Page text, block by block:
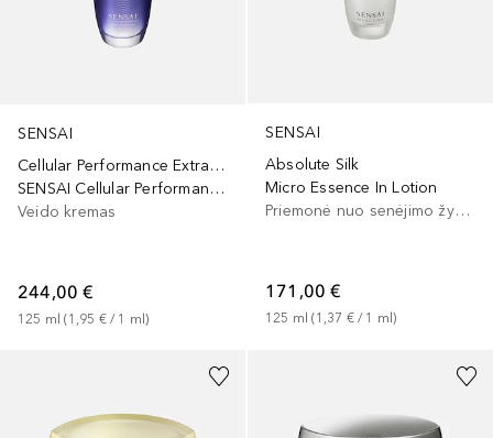
SENSAI
Cellular Performance Extra Intensive
SENSAI Cellular Performance Extra Intensive Lotion
Veido kremas
244,00 €
125 ml (1,95 € / 1 ml)
SENSAI
Absolute Silk
Micro Essence In Lotion
Priemonė nuo senėjimo žymių
171,00 €
125 ml (1,37 € / 1 ml)